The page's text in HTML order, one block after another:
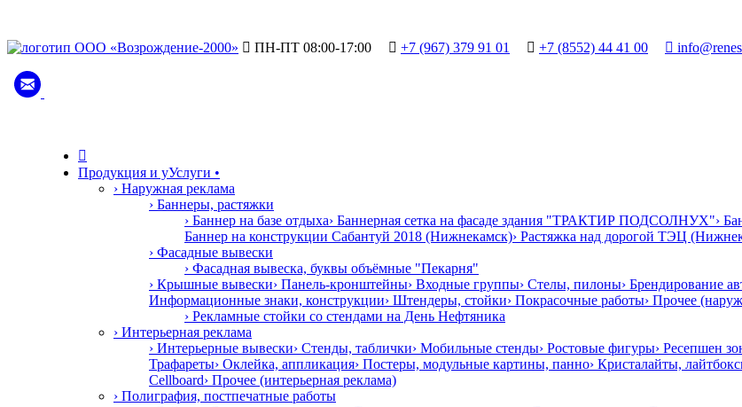
 ПН-ПТ 08:00-17:00  +7 (967) 379 91 01  +7 (8552) 44 41 00 

Продукция и уУслуги •
› Наружная реклама
› Баннеры, растяжки
› Баннер на базе отдыха› Баннерная сетка на фасаде здания "ТРАКТИР ПОДСОЛНУХ"›
Баннер на конструкции Сабантуй 2018 (Нижнекамск)› Растяжка над дорогой ТЭЦ
› Фасадные вывески
› Фасадная вывеска, буквы объёмные "Пекарня"
› Крышные вывески› Панель-кронштейны› Входные группы› Стелы, пилоны› Брендирование
Информационные знаки, конструкции› Штендеры, стойки› Покрасочные работы› Прочее
› Рекламные стойки со стендами на День Нефтяника
› Интерьерная реклама
› Интерьерные вывески› Стенды, таблички› Мобильные стенды› Ростовые фигуры› Ресепшен
Трафареты› Оклейка, аппликация› Постеры, модульные картины, панно› Кристалайты,
Cellboard› Прочее (интерьерная реклама)
› Полиграфия, постпечатные работы